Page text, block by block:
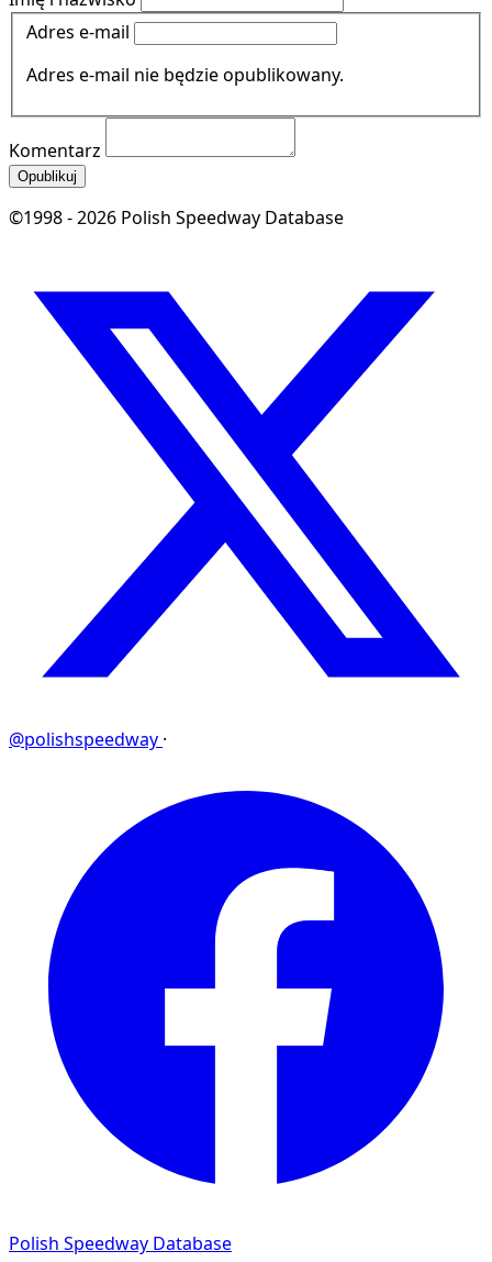
Adres e-mail
Adres e-mail nie będzie opublikowany.
Komentarz
Opublikuj
©1998 - 2026 Polish Speedway Database
@polishspeedway ·
Polish Speedway Database